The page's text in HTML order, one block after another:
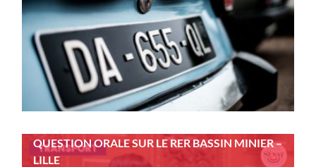
QUESTION ORALE SUR LE RER BASSIN MINIER –
LILLE